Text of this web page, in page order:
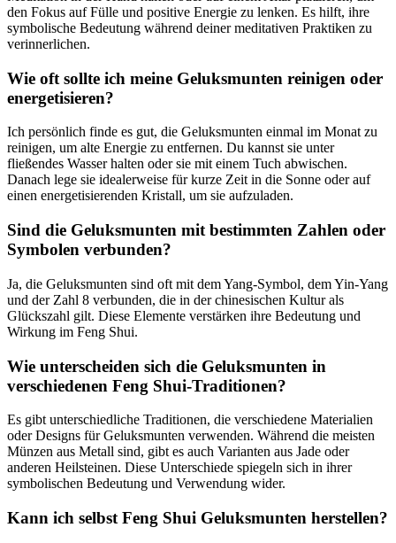
den Fokus auf Fülle und positive Energie ‌zu lenken.‌ Es hilft, ihre
symbolische Bedeutung während deiner meditativen Praktiken zu
verinnerlichen.
Wie oft sollte ich⁤ meine Geluksmunten reinigen⁣ oder
energetisieren?
Ich persönlich finde ⁤es gut, die ‍Geluksmunten einmal im Monat zu
reinigen, um alte ⁤Energie⁣ zu entfernen. Du kannst ⁢sie unter
fließendes Wasser halten oder ⁤sie mit einem ⁤Tuch ‍abwischen.​
Danach lege sie⁢ idealerweise für kurze Zeit in die Sonne oder auf ​
einen energetisierenden⁤ Kristall, um sie aufzuladen.
Sind die Geluksmunten mit bestimmten Zahlen oder
⁤Symbolen verbunden?
Ja, die Geluksmunten sind oft mit dem Yang-Symbol, dem Yin-Yang
und‌ der Zahl 8 verbunden, die in ‍der ⁣chinesischen Kultur als
Glückszahl gilt. Diese Elemente verstärken ihre Bedeutung und
Wirkung im Feng Shui.
Wie unterscheiden sich die Geluksmunten in
verschiedenen Feng Shui-Traditionen?
Es gibt unterschiedliche Traditionen, die ⁣verschiedene Materialien
oder Designs für Geluksmunten verwenden. Während die meisten‍
Münzen aus Metall sind, gibt es auch Varianten aus Jade oder
anderen Heilsteinen. Diese Unterschiede spiegeln sich in ihrer
symbolischen Bedeutung ‍und ‌Verwendung wider.
Kann ⁢ich selbst Feng‌ Shui ⁤Geluksmunten herstellen?